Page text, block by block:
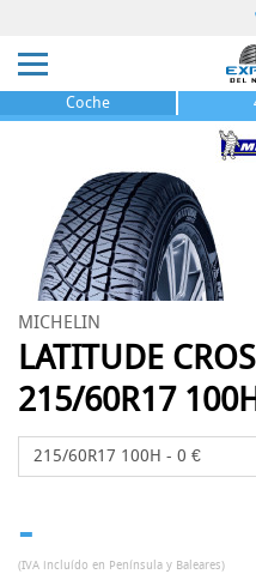
Coche
MICHELIN
LATITUDE
215/60R17
-
(IVA incluído en Península y Baleares)